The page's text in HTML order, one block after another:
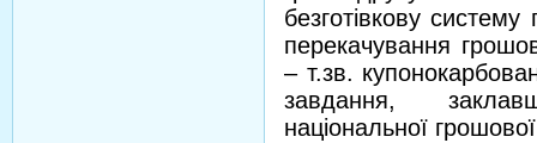
безготівкову
перекачування
– т.зв.
завдання,
національної